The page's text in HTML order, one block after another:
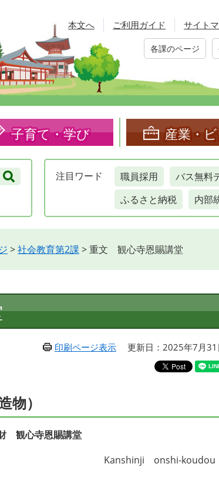
本文へ ご利用ガイド サイト
各課のページ
子育て・学び 産業・
注目 ワード 職員採用 バス無料
ふるさと納税
内部
>社会教育第2課 >重文 観心寺恩賜講堂
印刷ページ表示 更新日：2025年7月
物）
観心寺恩賜講堂
Kanshinji onshi-